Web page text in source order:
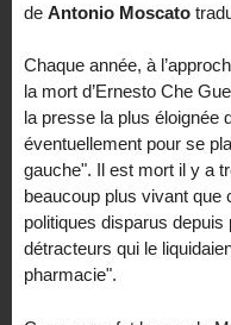
de Antonio Moscato
Chaque année, à
la mort d’Ernesto Che
la presse la plus éloignée
éventuellement pour se
gauche". Il est mort il y a
beaucoup plus vivant que
politiques disparus depuis
détracteurs qui le
pharmacie".